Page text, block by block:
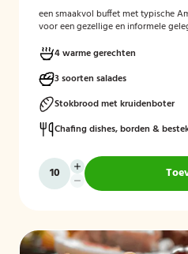
een smaakvol buffet met typische
voor een gezellige en informele
4 warme gerechten
3 soorten salades
Stokbrood met kruidenboter
Chafing dishes, borden &